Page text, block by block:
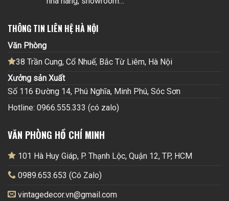
THÔNG TIN LIÊN HỆ HÀ NỘI
Văn Phòng
38 Trần Cung, Cổ Nhuế, Bắc Từ Liêm, Hà Nội
Xưởng sản Xuất
Số 116 Đường 14, Phú Nghĩa, Minh Phú, Sóc Sơn
Hotline: 0966.555.333 (có zalo)
VĂN PHÒNG HỒ CHÍ MINH
101 Hà Huy Giáp, P. Thạnh Lộc, Quận 12, TP, HCM
0989.653.653 (Có Zalo)
vintagedecor.vn@gmail.com